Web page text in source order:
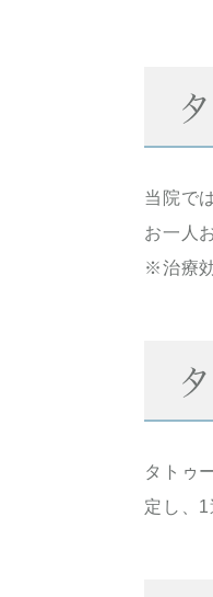
当院で
お一人
※治療
タトゥ
定し、